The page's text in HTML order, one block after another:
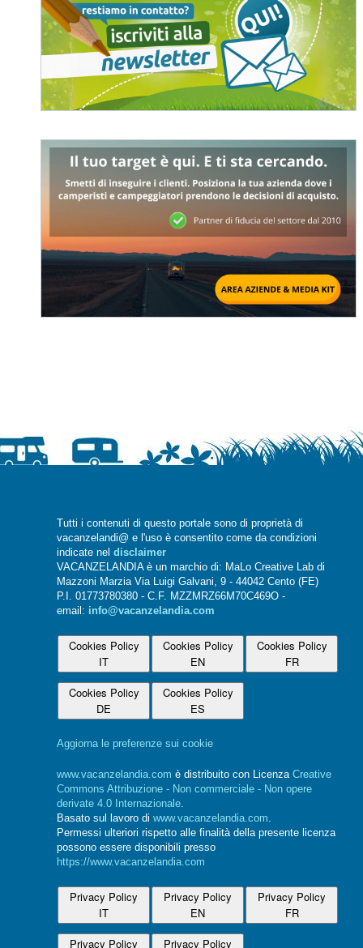
Tutti i contenuti di questo portale sono di proprietà di
vacanzelandi@ e l'uso è consentito come da condizioni
indicate nel disclaimer
VACANZELANDIA è un marchio di: MaLo Creative Lab di
Mazzoni Marzia Via Luigi Galvani, 9 - 44042 Cento (FE)
P.I. 01773780380 - C.F. MZZMRZ66M70C469O -
email: info@vacanzelandia.com
Cookies Policy
IT
Cookies Policy
EN
Cookies Policy
FR
Cookies Policy
DE
Cookies Policy
ES
Aggiorna le preferenze sui cookie
www.vacanzelandia.com è distribuito con Licenza Creative
Commons Attribuzione - Non commerciale - Non opere
derivate 4.0 Internazionale.
Basato sul lavoro di www.vacanzelandia.com.
Permessi ulteriori rispetto alle finalità della presente licenza
possono essere disponibili presso
https://www.vacanzelandia.com
Privacy Policy
IT
Privacy Policy
EN
Privacy Policy
FR
Privacy Policy
Privacy Policy